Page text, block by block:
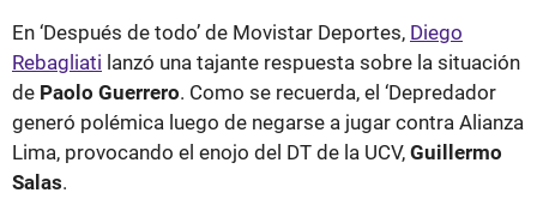
En ‘Después de todo’ de Movistar Deportes, Diego
Rebagliati lanzó una tajante respuesta sobre la situación
de Paolo Guerrero. Como se recuerda, el ‘Depredador
generó polémica luego de negarse a jugar contra Alianza
Lima, provocando el enojo del DT de la UCV, Guillermo
Salas.